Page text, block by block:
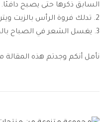
السابق ذكرها حتى يصبح دافئا.
تدلك فروة الرأس بالزيت
يغسل الشعر في الصباح
نأمل أنكم وجدتم هذه المقالة